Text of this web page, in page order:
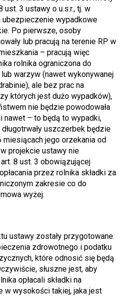
ust. 3 ustawy o u.s.r., tj. w
wypadkowe
Po pierwsze, osoby
lub pracują na terenie RP w
– pracują więc
rolnika ograniczona do
warzyw (nawet wykonywanej
ale bez prac na
których jest dużo wypadków),
nie będzie powodowała
nawet – to będą to wypadki,
uszczerbek będzie
miesiącach jego orzekania od
projekcie ustawy nie
8 ust. 3 obowiązującej
przez rolnika składki za
zakresie co do
wyżej.
ustawy zostały przygotowane
zdrowotnego i podatku
które odnosić się będą
słuszne jest, aby
opłacali składki na
w wysokości takiej, jaka jest